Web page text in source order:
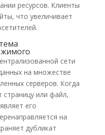
ресурсов. Клиенты
что увеличивает
сети
на множестве
серверов. Когда
страницу или файл,
его
на
дубликат